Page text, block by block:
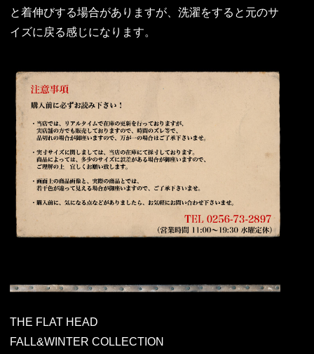
と着伸びする場合がありますが、洗濯をすると元のサ
イズに戻る感じになります。
THE FLAT HEAD
FALL&WINTER COLLECTION